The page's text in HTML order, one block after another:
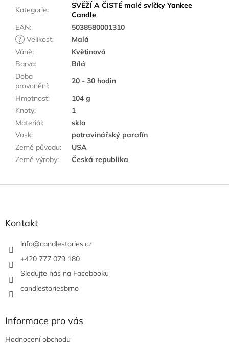
Kategorie:
SVĚŽÍ A ČISTÉ malé svíčky Yankee
Candle
EAN:
5038580001310
? Velikost:
Malá
Vůně:
Květinová
Barva:
Bílá
Doba
provonění:
20 - 30 hodin
Hmotnost:
104 g
Knoty:
1
Materiál:
sklo
Vosk:
potravinářský parafín
Země původu:
USA
Země výroby: Česká republika
Kontakt
info@candlestories.cz
+420 777 079 180
Sledujte nás na Facebooku
candlestoriesbrno
Informace pro vás
Hodnocení obchodu